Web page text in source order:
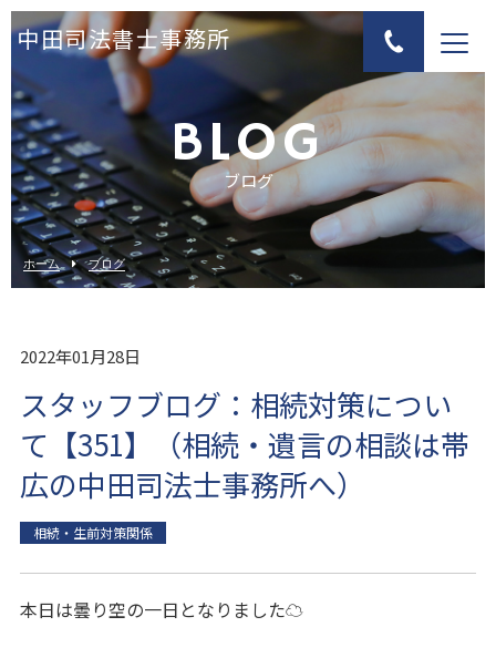
中田司法書士事務所
BLOG
ブログ
ホーム ブログ
2022年01月28日
スタッフブログ：相続対策につい
て【351】（相続・遺言の相談は帯
広の中田司法士事務所へ）
相続・生前対策関係
本日は曇り空の一日となりました☁